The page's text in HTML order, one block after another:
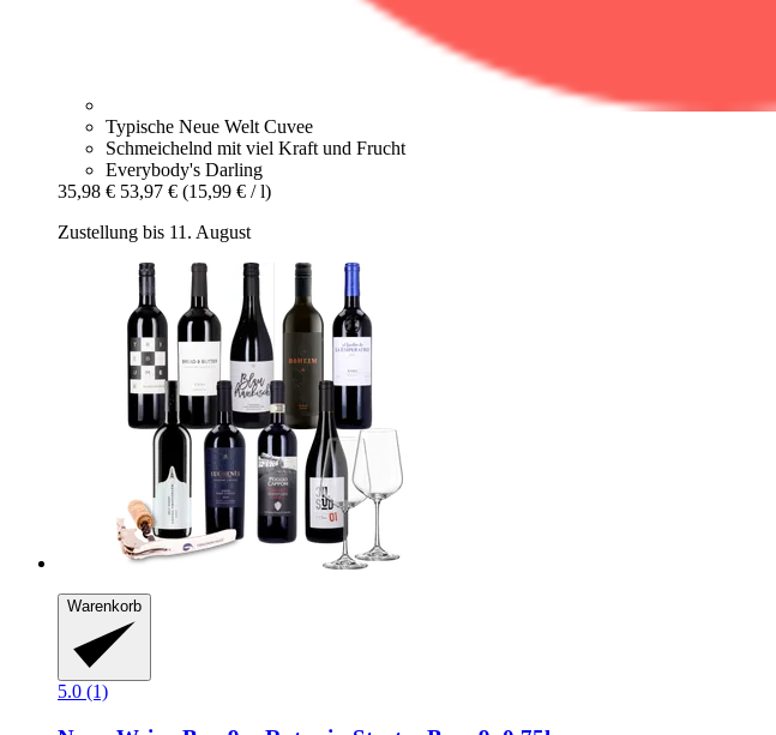
Typische Neue Welt Cuvee
Schmeichelnd mit viel Kraft und Frucht
Everybody's Darling
35,98 € 53,97 € (15,99 € / l)
Zustellung bis 11. August
Warenkorb
5.0 (1)